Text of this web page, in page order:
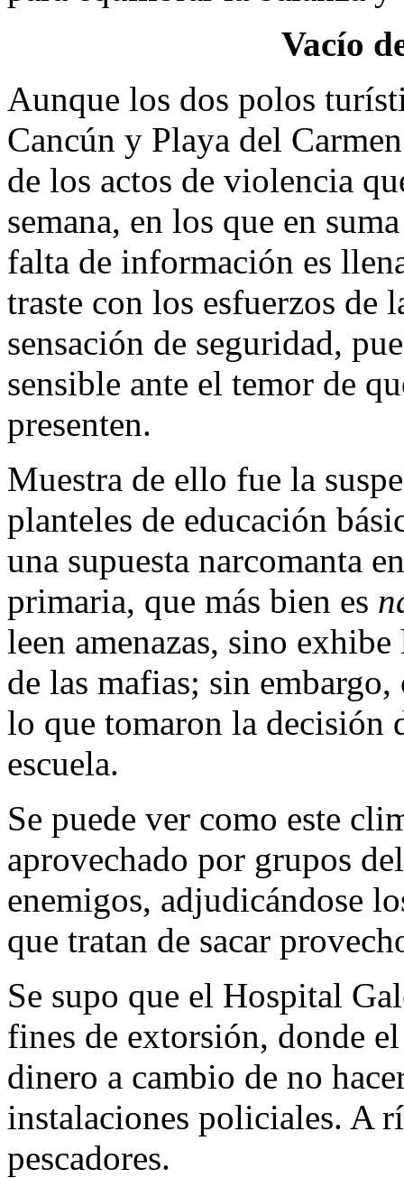
Vacío
Aunque los dos polos
Cancún y Playa del
de los actos de violencia
semana, en los que en
falta de información es
traste con los esfuerzos de
sensación de seguridad,
sensible ante el temor de
presenten.
Muestra de ello fue la
planteles de educación
una supuesta narcomanta
primaria, que más bien es
leen amenazas, sino
de las mafias; sin
lo que tomaron la decisión
escuela.
Se puede ver como este
aprovechado por grupos
enemigos, adjudicándose
que tratan de sacar
Se supo que el Hospital
fines de extorsión, donde
dinero a cambio de no
instalaciones policiales. A
pescadores.